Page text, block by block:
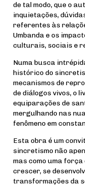
de tal modo, que o
inquietações,
referentes às
Umbanda e os
culturais, sociais e
Numa busca
histórico do
mecanismos de
de diálogos vivos, o
equiparações de
mergulhando nas
fenômeno em
Esta obra é um
sincretismo não
mas como uma
crescer, se
transformações da